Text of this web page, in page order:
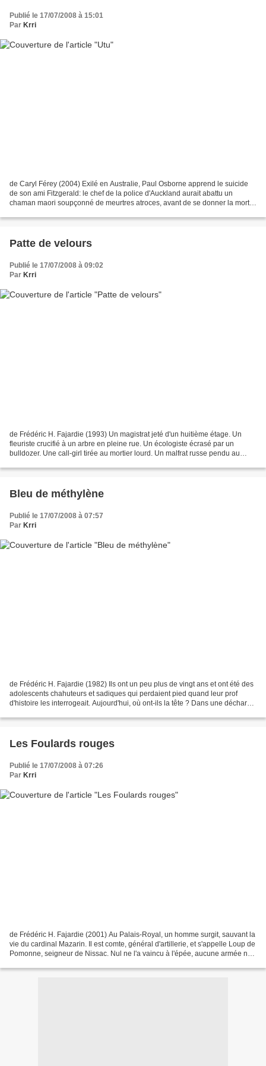
Publié le 17/07/2008 à 15:01
Par Krri
de Caryl Férey (2004) Exilé en Australie, Paul Osborne apprend le suicide
de son ami Fitzgerald: le chef de la police d'Auckland aurait abattu un
chaman maori soupçonné de meurtres atroces, avant de se donner la mort.
Patte de velours
Publié le 17/07/2008 à 09:02
Par Krri
de Frédéric H. Fajardie (1993) Un magistrat jeté d'un huitième étage. Un
fleuriste crucifié à un arbre en pleine rue. Un écologiste écrasé par un
bulldozer. Une call-girl tirée au mortier lourd. Un malfrat russe pendu au
Bleu de méthylène
Publié le 17/07/2008 à 07:57
Par Krri
de Frédéric H. Fajardie (1982) Ils ont un peu plus de vingt ans et ont été des
adolescents chahuteurs et sadiques qui perdaient pied quand leur prof
d'histoire les interrogeait. Aujourd'hui, où ont-ils la tête ? Dans une décharge
Les Foulards rouges
Publié le 17/07/2008 à 07:26
Par Krri
de Frédéric H. Fajardie (2001) Au Palais-Royal, un homme surgit, sauvant la
vie du cardinal Mazarin. Il est comte, général d'artillerie, et s'appelle Loup de
Pomonne, seigneur de Nissac. Nul ne l'a vaincu à l'épée, aucune armée ne